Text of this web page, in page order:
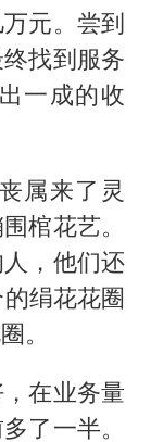
元。尝到
找到服务
一成的收
属来了灵
棺花艺。
，他们还
绢花花圈
。
在业务量
了一半。